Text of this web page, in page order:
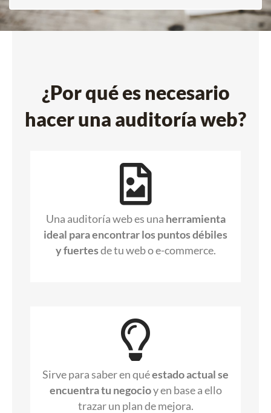
¿Por qué es necesario
hacer una auditoría web?
Una auditoría web es una herramienta
ideal para encontrar los puntos débiles
y fuertesde tu web o e-commerce.
Sirve para saber en quéestado actual se
encuentra tu negocioy en base a ello
trazar un plan de mejora.